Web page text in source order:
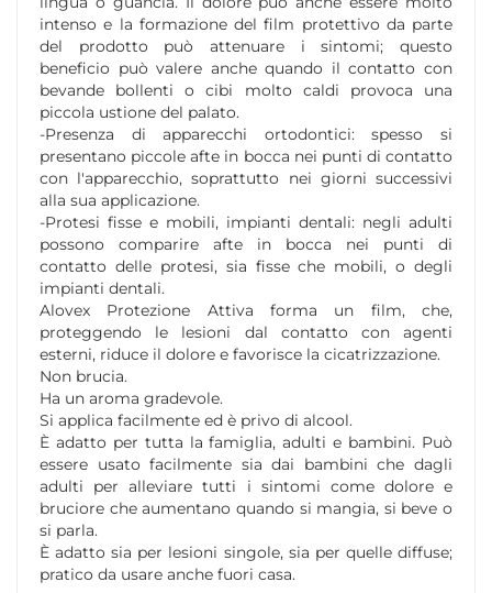
intenso e la formazione del film protettivo da parte
del prodotto può attenuare i sintomi; questo
beneficio può valere anche quando il contatto con
bevande bollenti o cibi molto caldi provoca una
piccola ustione del palato.
-Presenza di apparecchi ortodontici: spesso si
presentano piccole afte in bocca nei punti di contatto
con l'apparecchio, soprattutto nei giorni successivi
alla sua applicazione.
-Protesi fisse e mobili, impianti dentali: negli adulti
possono comparire afte in bocca nei punti di
contatto delle protesi, sia fisse che mobili, o degli
impianti dentali.
Alovex Protezione Attiva forma un film, che,
proteggendo le lesioni dal contatto con agenti
esterni, riduce il dolore e favorisce la cicatrizzazione.
Non brucia.
Ha un aroma gradevole.
Si applica facilmente ed è privo di alcool.
È adatto per tutta la famiglia, adulti e bambini. Può
essere usato facilmente sia dai bambini che dagli
adulti per alleviare tutti i sintomi come dolore e
bruciore che aumentano quando si mangia, si beve o
si parla.
È adatto sia per lesioni singole, sia per quelle diffuse;
pratico da usare anche fuori casa.